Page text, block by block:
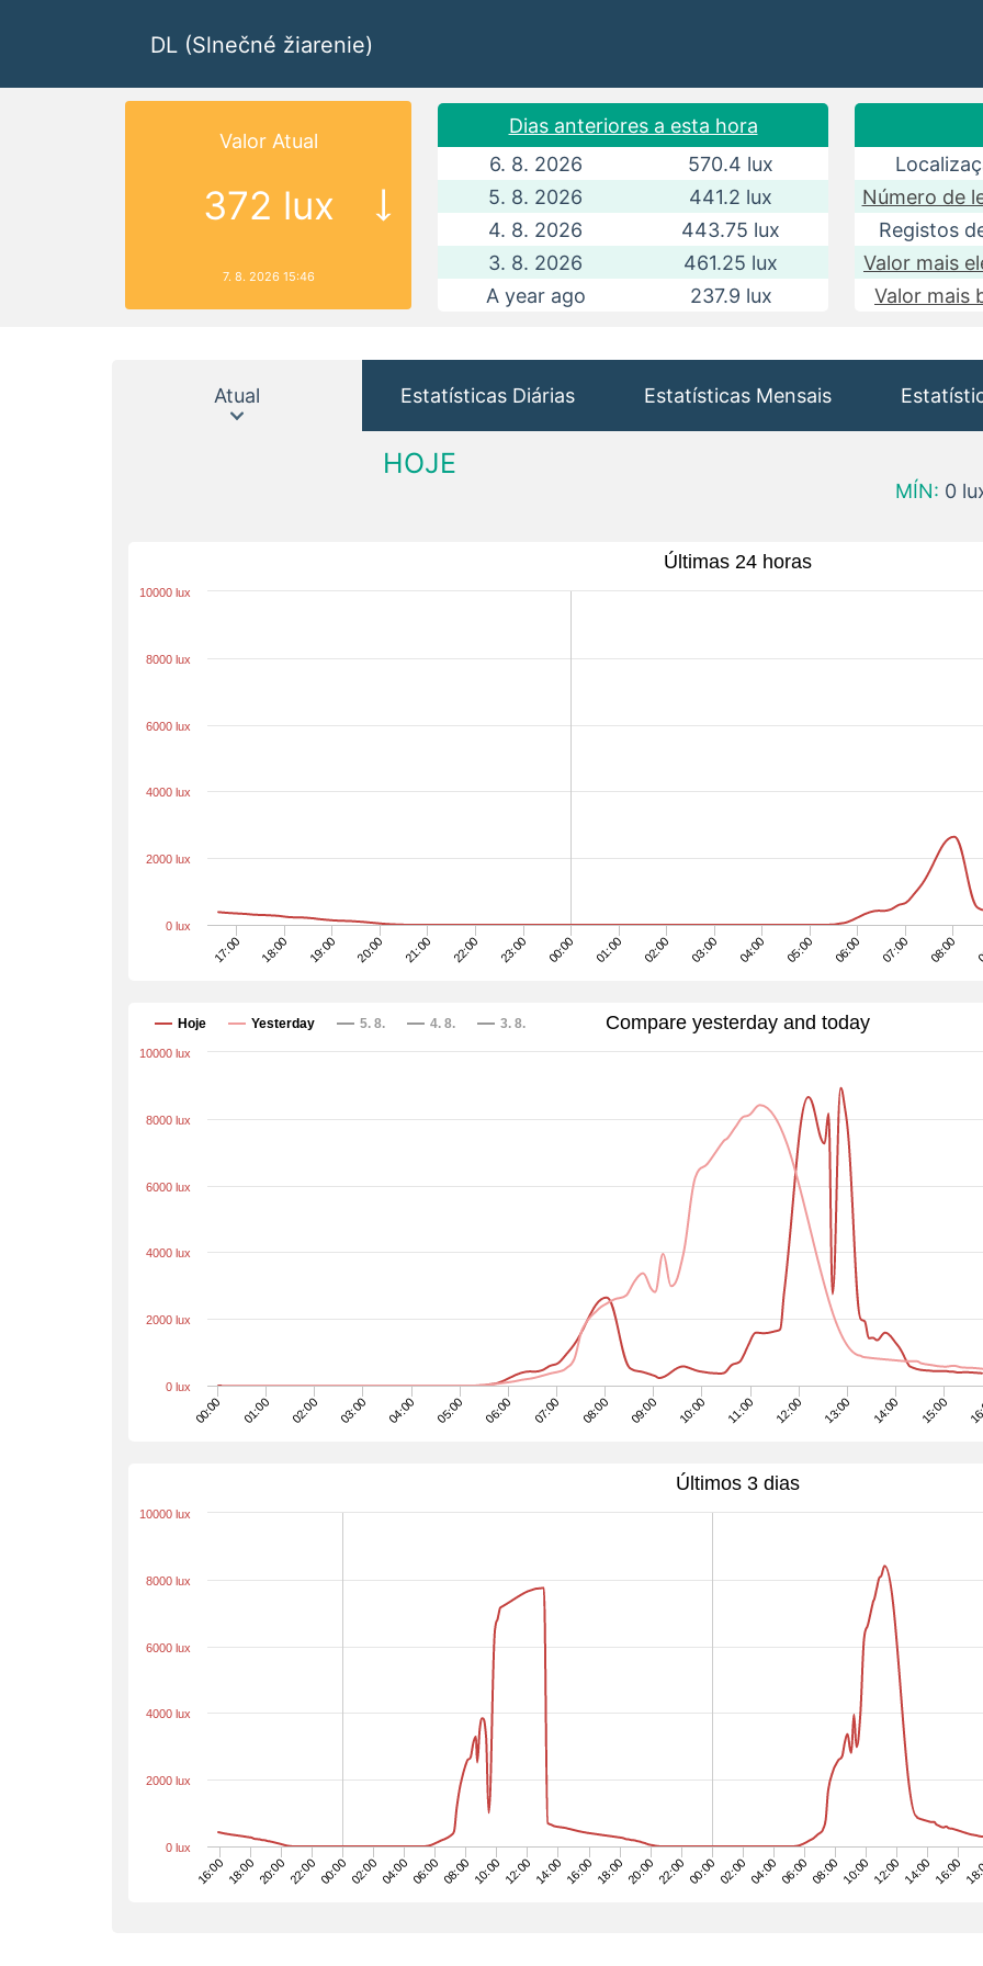
DL (Slnečné žiarenie)
Valor Atual
372 lux
7. 8. 2026 15:46
Dias anteriores a esta hora
6. 8. 2026
570.4 lux
5. 8. 2026
441.2 lux
4. 8. 2026
443.75 lux
3. 8. 2026
461.25 lux
A year ago
237.9 lux
Número de
Registos
Valor mais
Valor mais
Atual Estatísticas Diárias Estatísticas Mensais
HOJE
MÍN: 0
Últimas 24 horas
17:00 18:00 19:00 20:00 21:00 22:00 23:00 00:00 01:00 02:00 03:00 04:00 05:00 06:00 07:00 08:00
0 lux
2000 lux
4000 lux
6000 lux
8000 lux
10000 lux
Compare yesterday and today
Hoje Yesterday 5. 8. 4. 8. 3. 8.
00:00 01:00 02:00 03:00 04:00 05:00 06:00 07:00 08:00 09:00 10:00 11:00 12:00 13:00 14:00 15:00
0 lux
2000 lux
4000 lux
6000 lux
8000 lux
10000 lux
Últimos 3 dias
16:00 18:00 20:00 22:00 00:00 02:00 04:00 06:00 08:00 10:00 12:00 14:00 16:00 18:00 20:00 22:00 00:00 02:00 04:00 06:00 08:00 10:00 12:00 14:00 16:00
0 lux
2000 lux
4000 lux
6000 lux
8000 lux
10000 lux